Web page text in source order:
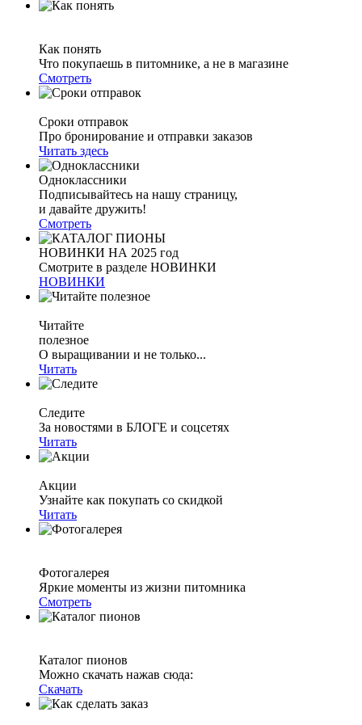
Как понять
Что покупаешь в питомнике, а не в магазине
Смотреть
Сроки отправок
Про бронирование и отправки заказов
Читать здесь
Одноклассники
Подписывайтесь на нашу страницу,
и давайте дружить!
Смотреть
НОВИНКИ НА 2025 год
Смотрите в разделе НОВИНКИ
НОВИНКИ
Читайте
полезное
О выращивании и не только...
Читать
Следите
За новостями в БЛОГЕ и соцсетях
Читать
Акции
Узнайте как покупать со скидкой
Читать
Фотогалерея
Яркие моменты из жизни питомника
Смотреть
Каталог пионов
Можно скачать нажав сюда:
Скачать